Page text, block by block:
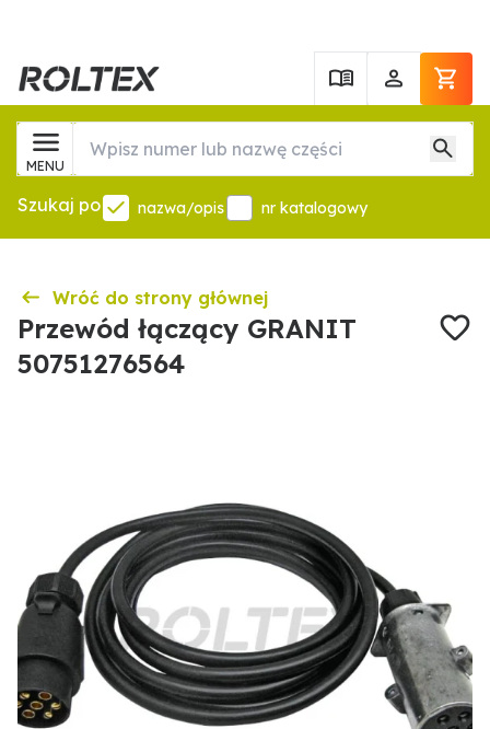
MENU
Szukaj po nazwa/opis nr katalogowy
Wróć do strony głównej
Przewód łączący GRANIT
50751276564